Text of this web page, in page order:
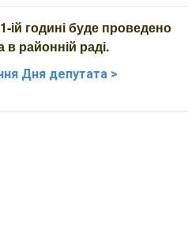
ій годині буде проведено
в районній раді.
Дня депутата >